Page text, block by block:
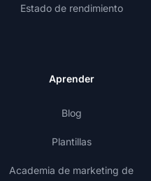
Estado de rendimiento
Aprender
Blog
Plantillas
Academia de marketing de